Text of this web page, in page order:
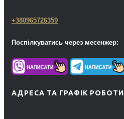
+380965726359
Поспілкуватись через месенжер:
АДРЕСА ТА ГРАФІК РОБОТИ